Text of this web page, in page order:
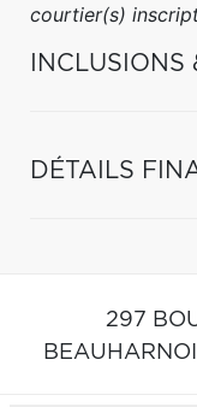
courtier(s)
INCLUSIONS
DÉTAILS
297